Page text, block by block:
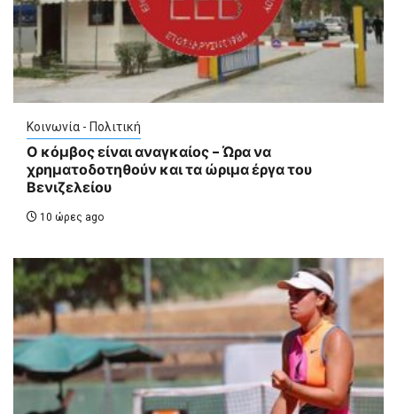
Κοινωνία - Πολιτική
Ο κόμβος είναι αναγκαίος – Ώρα να
χρηματοδοτηθούν και τα ώριμα έργα του
Βενιζελείου
10 ώρες ago